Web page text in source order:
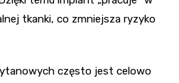
tkanki, co zmniejsza ryzyko
często jest celowo